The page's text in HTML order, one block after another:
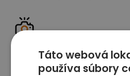
Celé auto z exteriéru aj
vrátane závad a poškodení
Táto webová
používa súbory